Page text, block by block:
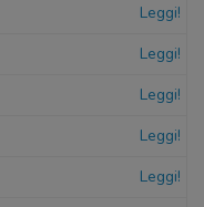
Leggi!
Leggi!
Leggi!
Leggi!
Leggi!